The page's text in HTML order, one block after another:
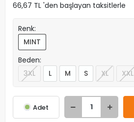
66,67 TL 'den başlayan taksitlerle
Renk:
MINT
Beden:
3XL
L M S XL XXL
Adet